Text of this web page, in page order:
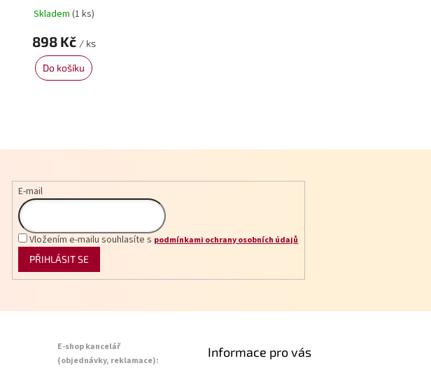
Skladem (1 ks)
898 Kč / ks
Do košíku
á
a
r
v
k
y
p
u
E-mail
Vložením e-mailu souhlasíte s podmínkami ochrany osobních údajů
PŘIHLÁSIT SE
E-shop kancelář
(objednávky, reklamace):
Informace pro vás